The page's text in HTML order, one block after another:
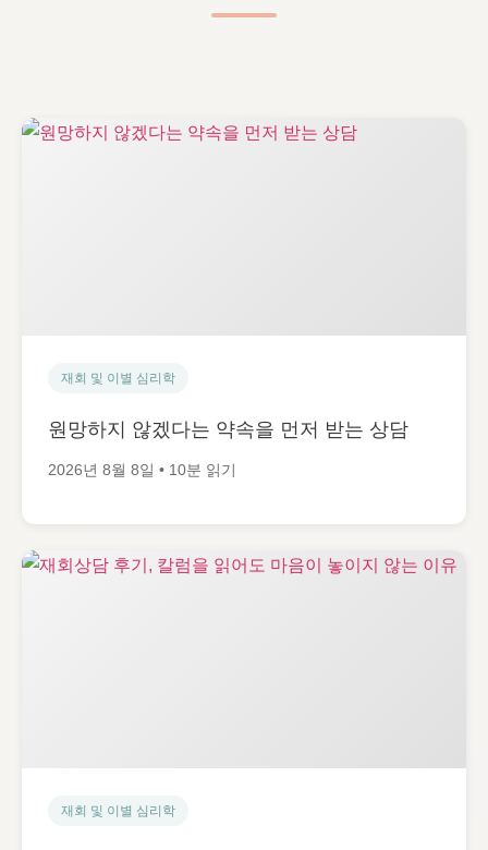
재회 및 이별 심리학
원망하지 않겠다는 약속을 먼저 받는 상담
2026년 8월 8일 • 10분 읽기
재회 및 이별 심리학